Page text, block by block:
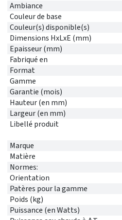
Ambiance
Couleur de base
Couleur(s) disponible(s)
Dimensions HxLxE (mm)
Epaisseur (mm)
Fabriqué en
Format
Gamme
Garantie (mois)
Hauteur (en mm)
Largeur (en mm)
Libellé produit
Marque
Matière
Normes:
Orientation
Patères pour la gamme
Poids (kg)
Puissance (en Watts)